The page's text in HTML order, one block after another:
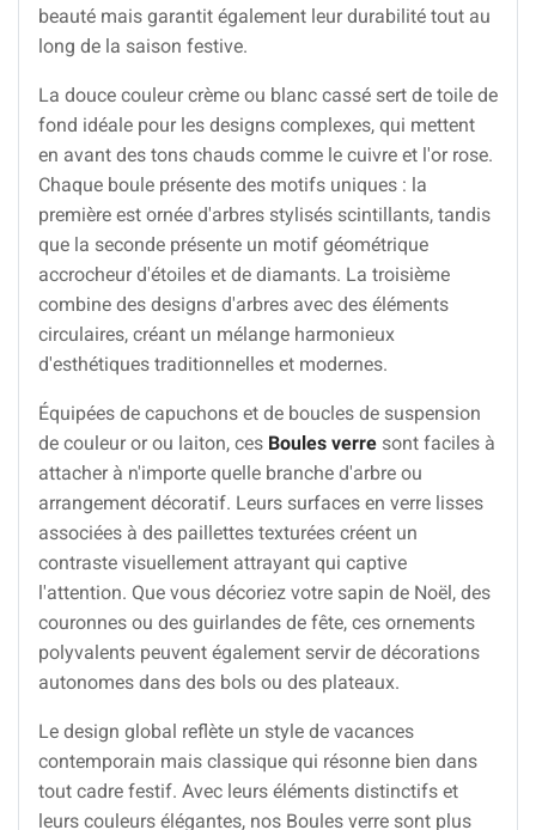
beauté mais garantit également leur durabilité tout au
long de la saison festive.
La douce couleur crème ou blanc cassé sert de toile de
fond idéale pour les designs complexes, qui mettent
en avant des tons chauds comme le cuivre et l'or rose.
Chaque boule présente des motifs uniques : la
première est ornée d'arbres stylisés scintillants, tandis
que la seconde présente un motif géométrique
accrocheur d'étoiles et de diamants. La troisième
combine des designs d'arbres avec des éléments
circulaires, créant un mélange harmonieux
d'esthétiques traditionnelles et modernes.
Équipées de capuchons et de boucles de suspension
de couleur or ou laiton, ces Boules verre sont faciles à
attacher à n'importe quelle branche d'arbre ou
arrangement décoratif. Leurs surfaces en verre lisses
associées à des paillettes texturées créent un
contraste visuellement attrayant qui captive
l'attention. Que vous décoriez votre sapin de Noël, des
couronnes ou des guirlandes de fête, ces ornements
polyvalents peuvent également servir de décorations
autonomes dans des bols ou des plateaux.
Le design global reflète un style de vacances
contemporain mais classique qui résonne bien dans
tout cadre festif. Avec leurs éléments distinctifs et
leurs couleurs élégantes, nos Boules verre sont plus